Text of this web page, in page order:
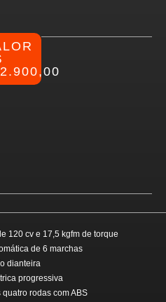
120 cv e 17,5 kgfm de torque
de 6 marchas
dianteira
progressiva
rodas com ABS